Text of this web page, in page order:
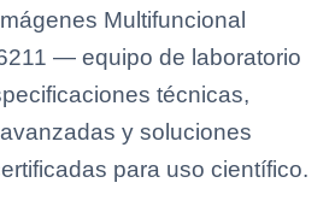
Multifuncional
— equipo de laboratorio
técnicas,
y soluciones
para uso científico.